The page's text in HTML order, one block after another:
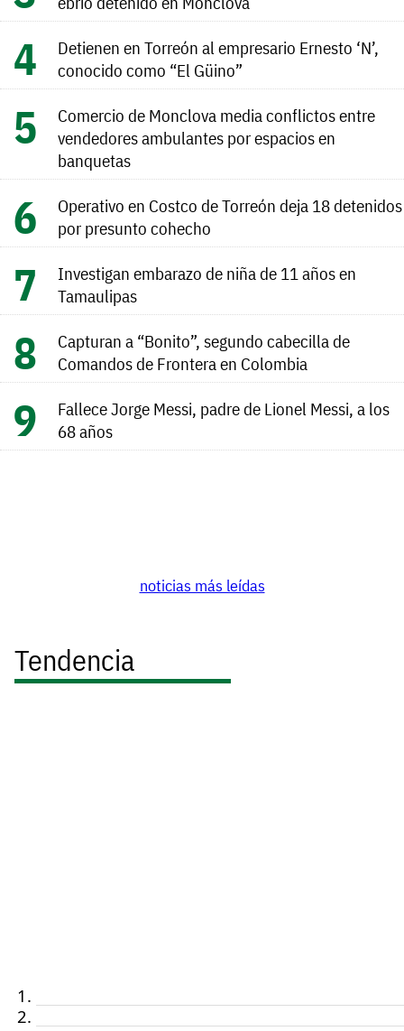
Detienen en Torreón al empresario Ernesto ‘N’,
conocido como “El Güino”
Comercio de Monclova media conflictos entre
vendedores ambulantes por espacios en
banquetas
Operativo en Costco de Torreón deja 18 detenidos
por presunto cohecho
Investigan embarazo de niña de 11 años en
Tamaulipas
Capturan a “Bonito”, segundo cabecilla de
Comandos de Frontera en Colombia
Fallece Jorge Messi, padre de Lionel Messi, a los
68 años
noticias más leídas
Tendencia